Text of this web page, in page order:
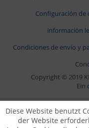
Configuración de
información
Condiciones de envío y
Copyright © 2019
Ein
Diese Website benutzt
der Website